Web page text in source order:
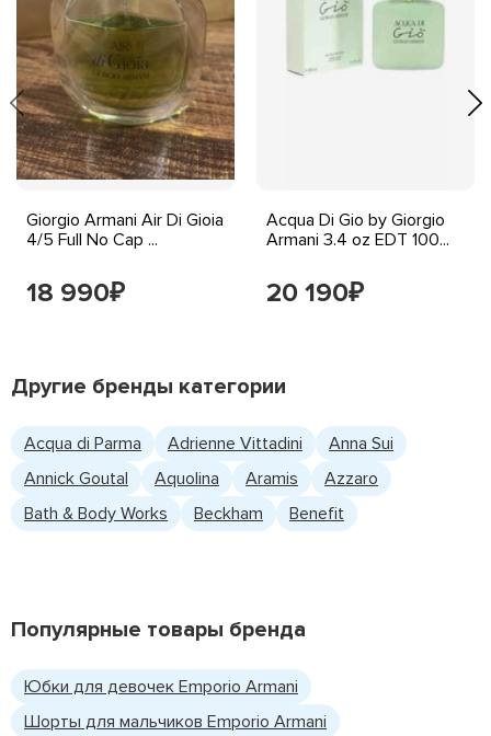
Giorgio Armani Air Di Gioia
4/5 Full No Cap ...
18 990₽
Acqua Di Gio by Giorgio
Armani 3.4 oz EDT 100...
20 190₽
Другие бренды категории
Acqua di Parma Adrienne Vittadini
Anna Sui
Annick Goutal
Aquolina Aramis
Azzaro
Bath & Body Works
Beckham Benefit
Популярные товары бренда
Юбки для девочек Emporio Armani
Шорты для мальчиков Emporio Armani